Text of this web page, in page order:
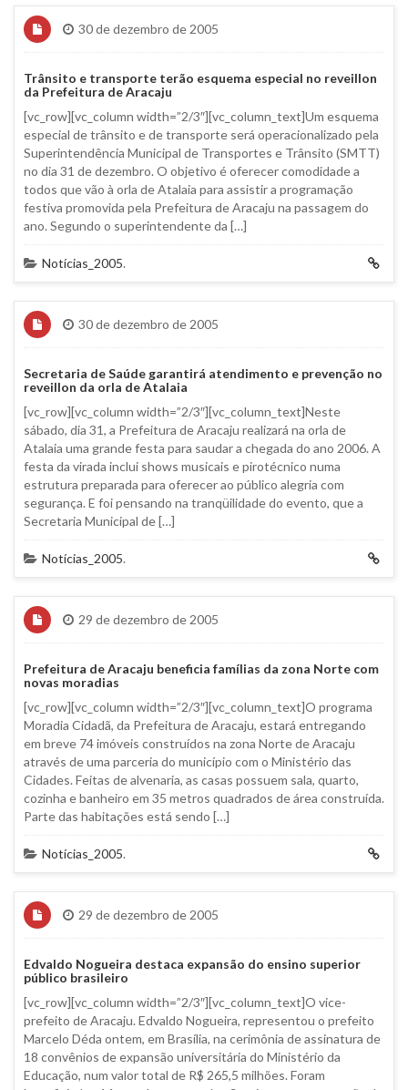
30 de dezembro de 2005
Trânsito e transporte terão esquema especial no reveillon
da Prefeitura de Aracaju
[vc_row][vc_column width=”2/3″][vc_column_text]Um esquema
especial de trânsito e de transporte será operacionalizado pela
Superintendência Municipal de Transportes e Trânsito (SMTT)
no dia 31 de dezembro. O objetivo é oferecer comodidade a
todos que vão à orla de Atalaia para assistir a programação
festiva promovida pela Prefeitura de Aracaju na passagem do
ano. Segundo o superintendente da […]
Notícias_2005.
30 de dezembro de 2005
Secretaria de Saúde garantirá atendimento e prevenção no
reveillon da orla de Atalaia
[vc_row][vc_column width=”2/3″][vc_column_text]Neste
sábado, dia 31, a Prefeitura de Aracaju realizará na orla de
Atalaia uma grande festa para saudar a chegada do ano 2006. A
festa da virada inclui shows musicais e pirotécnico numa
estrutura preparada para oferecer ao público alegria com
segurança. E foi pensando na tranqüilidade do evento, que a
Secretaria Municipal de […]
Notícias_2005.
29 de dezembro de 2005
Prefeitura de Aracaju beneficia famílias da zona Norte com
novas moradias
[vc_row][vc_column width=”2/3″][vc_column_text]O programa
Moradia Cidadã, da Prefeitura de Aracaju, estará entregando
em breve 74 imóveis construídos na zona Norte de Aracaju
através de uma parceria do município com o Ministério das
Cidades. Feitas de alvenaria, as casas possuem sala, quarto,
cozinha e banheiro em 35 metros quadrados de área construída.
Parte das habitações está sendo […]
Notícias_2005.
29 de dezembro de 2005
Edvaldo Nogueira destaca expansão do ensino superior
público brasileiro
[vc_row][vc_column width=”2/3″][vc_column_text]O vice-
prefeito de Aracaju. Edvaldo Nogueira, representou o prefeito
Marcelo Déda ontem, em Brasília, na cerimônia de assinatura de
18 convênios de expansão universitária do Ministério da
Educação, num valor total de R$ 265,5 milhões. Foram